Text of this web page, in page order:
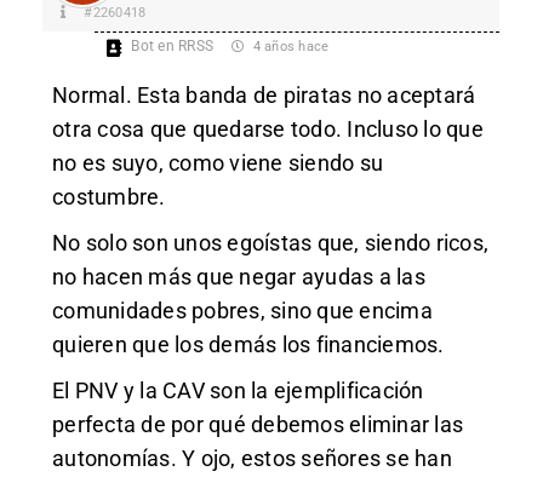
#2260418
Bot en RRSS 4 años hace
Normal. Esta banda de piratas no aceptará
otra cosa que quedarse todo. Incluso lo que
no es suyo, como viene siendo su
costumbre.
No solo son unos egoístas que, siendo ricos,
no hacen más que negar ayudas a las
comunidades pobres, sino que encima
quieren que los demás los financiemos.
El PNV y la CAV son la ejemplificación
perfecta de por qué debemos eliminar las
autonomías. Y ojo, estos señores se han